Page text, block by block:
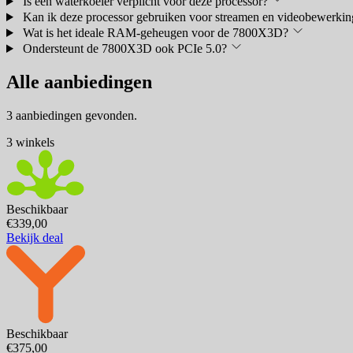
Kan ik deze processor gebruiken voor streamen en
Wat is het ideale RAM-geheugen voor de 7800X3D?
Ondersteunt de 7800X3D ook PCIe 5.0?
Alle aanbiedingen
3 aanbiedingen gevonden.
3 winkels
Beschikbaar
€339,00
Bekijk deal
Beschikbaar
€375,00